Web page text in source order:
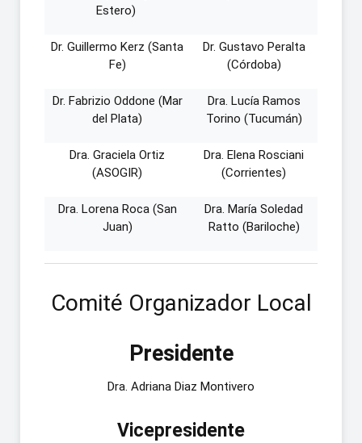
Estero)
Dr. Guillermo Kerz (Santa
Fe)
Dr. Gustavo Peralta
(Córdoba)
Dr. Fabrizio Oddone (Mar
del Plata)
Dra. Lucía Ramos
Torino (Tucumán)
Dra. Graciela Ortiz
(ASOGIR)
Dra. Elena Rosciani
(Corrientes)
Dra. Lorena Roca (San
Juan)
Dra. María Soledad
Ratto (Bariloche)
Comité Organizador Local
Presidente
Dra. Adriana Diaz Montivero
Vicepresidente